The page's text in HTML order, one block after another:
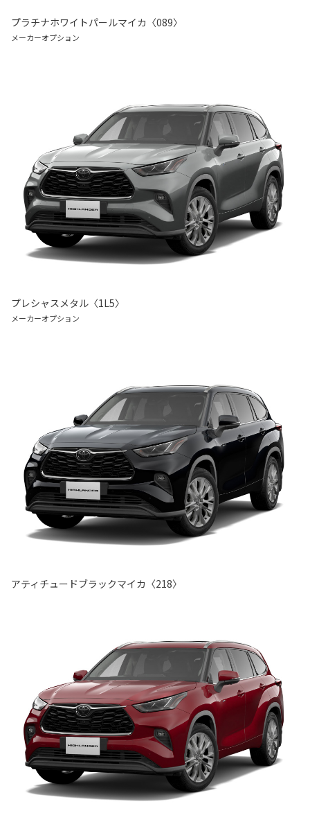
プラチナホワイトパールマイカ〈089〉
メーカーオプション
プレシャスメタル〈1L5〉
メーカーオプション
アティチュードブラックマイカ〈218〉